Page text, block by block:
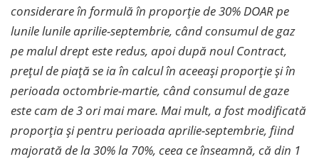
considerare în formulă în proporție de 30% DOAR pe
lunile lunile aprilie-septembrie, când consumul de gaz
pe malul drept este redus, apoi după noul Contract,
prețul de piață se ia în calcul în aceeași proporție și în
perioada octombrie-martie, când consumul de gaze
este cam de 3 ori mai mare. Mai mult, a fost modificată
proporția și pentru perioada aprilie-septembrie, fiind
majorată de la 30% la 70%, ceea ce înseamnă, că din 1